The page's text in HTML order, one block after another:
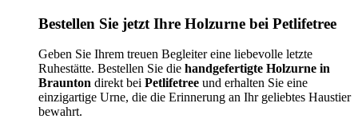
Bestellen Sie jetzt Ihre Holzurne bei Petlifetree
Geben Sie Ihrem treuen Begleiter eine liebevolle letzte
Ruhestätte. Bestellen Sie die handgefertigte Holzurne in
Braunton direkt bei Petlifetree und erhalten Sie eine
einzigartige Urne, die die Erinnerung an Ihr geliebtes Haustier
bewahrt.